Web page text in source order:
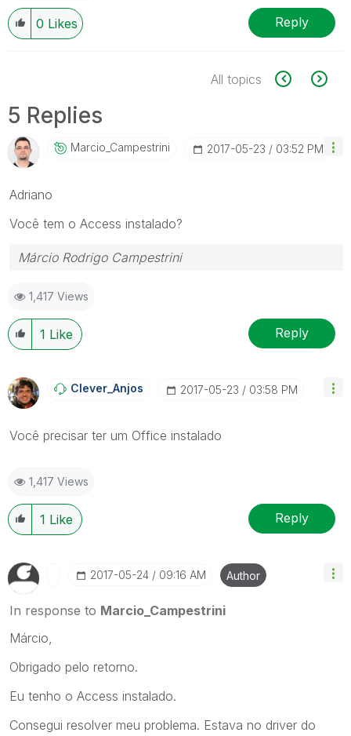
0 Likes Reply
All topics
5 Replies
Marcio_CampestrIni ‎2017-05-23 03:52 PM
Adriano
Você tem o Access instalado?
Márcio Rodrigo Campestrini
1,417 Views
1 Like Reply
Clever_Anjos ‎2017-05-23 03:58 PM
Você precisar ter um Office instalado
1,417 Views
1 Like Reply
‎2017-05-24 09:16 AM Author
In response to Marcio_Campestrini
Márcio,
Obrigado pelo retorno.
Eu tenho o Access instalado.
Consegui resolver meu problema. Estava no driver do